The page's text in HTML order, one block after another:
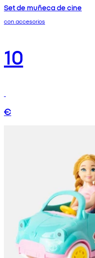
Set de muñeca de cine
con accesorios
10
€